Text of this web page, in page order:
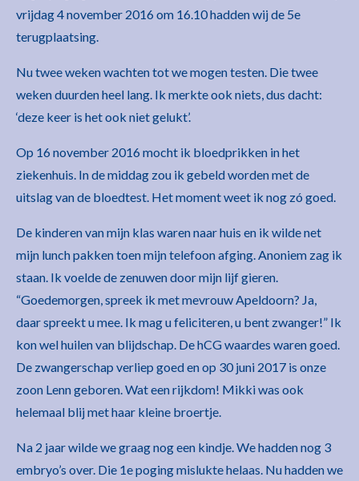
vrijdag 4 november 2016 om 16.10 hadden wij de 5e
terugplaatsing.
Nu twee weken wachten tot we mogen testen. Die twee
weken duurden heel lang. Ik merkte ook niets, dus dacht:
‘deze keer is het ook niet gelukt’.
Op 16 november 2016 mocht ik bloedprikken in het
ziekenhuis. In de middag zou ik gebeld worden met de
uitslag van de bloedtest. Het moment weet ik nog zó goed.
De kinderen van mijn klas waren naar huis en ik wilde net
mijn lunch pakken toen mijn telefoon afging. Anoniem zag ik
staan. Ik voelde de zenuwen door mijn lijf gieren.
“Goedemorgen, spreek ik met mevrouw Apeldoorn? Ja,
daar spreekt u mee. Ik mag u feliciteren, u bent zwanger!” Ik
kon wel huilen van blijdschap. De hCG waardes waren goed.
De zwangerschap verliep goed en op 30 juni 2017 is onze
zoon Lenn geboren. Wat een rijkdom! Mikki was ook
helemaal blij met haar kleine broertje.
Na 2 jaar wilde we graag nog een kindje. We hadden nog 3
embryo’s over. Die 1e poging mislukte helaas. Nu hadden we